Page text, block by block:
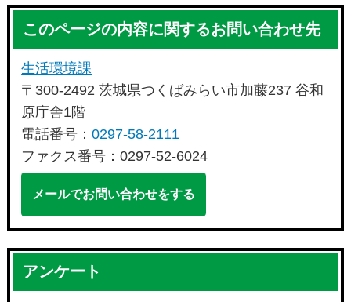
このページの内容に関するお問い合わせ先
生活環境課
〒300-2492 茨城県つくばみらい市加藤237 谷和
原庁舎1階
電話番号：0297-58-2111
ファクス番号：0297-52-6024
メールでお問い合わせをする
アンケート